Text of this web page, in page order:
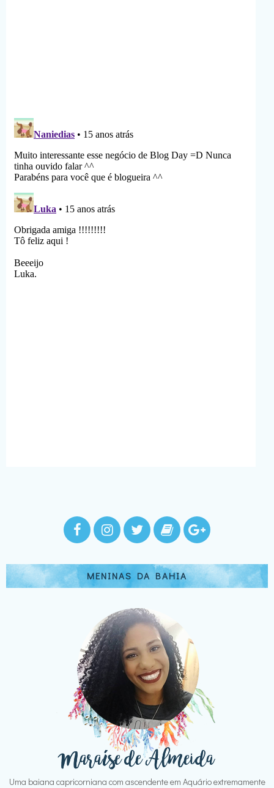
MENINAS DA BAHIA
Uma baiana capricorniana com ascendente em Aquário extremamente